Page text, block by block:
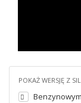
POKAŻ WERSJĘ Z
Benzynowym